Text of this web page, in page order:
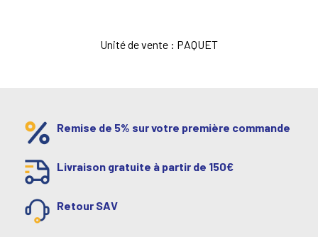
Unité de vente : PAQUET
Remise de 5% sur votre première commande
Livraison gratuite à partir de 150€
Retour SAV